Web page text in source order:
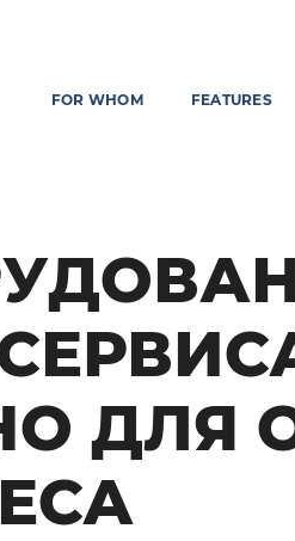
FOR WHOM FEATURES
ДЛЯ